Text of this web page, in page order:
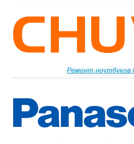
Ремонт ноутбуков